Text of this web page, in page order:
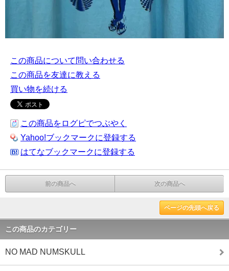
この商品について問い合わせる
この商品を友達に教える
買い物を続ける
この商品をログピでつぶやく
Yahoo!ブックマークに登録する
はてなブックマークに登録する
前の商品へ 次の商品へ
ページの先頭へ戻る
この商品のカテゴリー
NO MAD NUMSKULL